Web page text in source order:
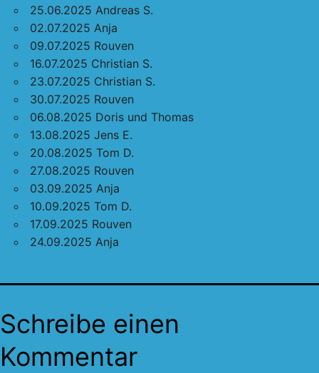
25.06.2025 Andreas S.
02.07.2025 Anja
09.07.2025 Rouven
16.07.2025 Christian S.
23.07.2025 Christian S.
30.07.2025 Rouven
06.08.2025 Doris und Thomas
13.08.2025 Jens E.
20.08.2025 Tom D.
27.08.2025 Rouven
03.09.2025 Anja
10.09.2025 Tom D.
17.09.2025 Rouven
24.09.2025 Anja
Schreibe einen
Kommentar